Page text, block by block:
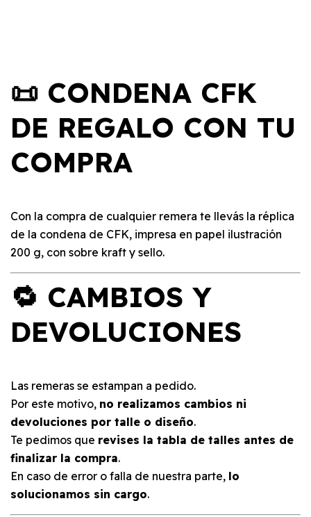
📜 CONDENA CFK
DE REGALO CON TU
COMPRA
Con la compra de cualquier remera te llevás la réplica
de la condena de CFK, impresa en papel ilustración
200 g, con sobre kraft y sello.
🔁 CAMBIOS Y
DEVOLUCIONES
Las remeras se estampan a pedido.
Por este motivo, no realizamos cambios ni
devoluciones por talle o diseño.
Te pedimos que revises la tabla de talles antes de
finalizar la compra.
En caso de error o falla de nuestra parte, lo
solucionamos sin cargo.